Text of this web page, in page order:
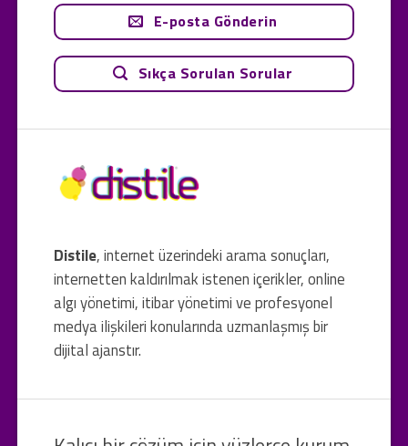
Distile, internet üzerindeki arama sonuçları,
internetten kaldırılmak istenen içerikler, online
algı yönetimi, itibar yönetimi ve profesyonel
medya ilişkileri konularında uzmanlaşmış bir
dijital ajanstır.
E-posta Gönderin
Sıkça Sorulan Sorular